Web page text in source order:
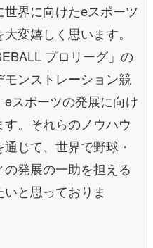
世界に向けたeスポーツ
変嬉しく思います。
プロリーグ」の
ンストレーション競
スポーツの発展に向け
。それらのノウハウ
じて、世界で野球・
発展の一助を担える
と思っておりま